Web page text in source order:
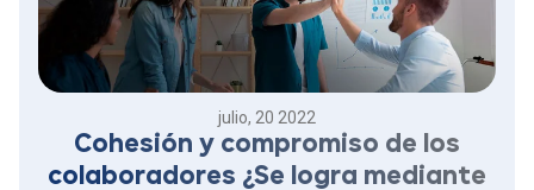
julio, 20 2022
Cohesión y compromiso de los
colaboradores ¿Se logra mediante